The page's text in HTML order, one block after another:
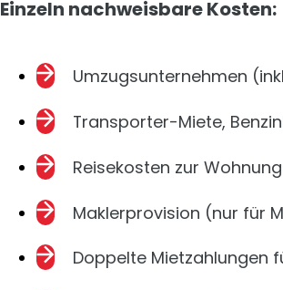
Einzeln nachweisbare Kosten:
Umzugsunternehmen
Transporter-Miete,
Reisekosten zur
Maklerprovision (nur für
Doppelte Mietzahlungen